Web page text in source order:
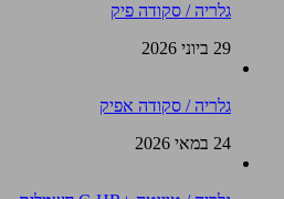
גלריה / סקודה פיק
29 ביוני 2026
גלריה / סקודה אפיק
24 במאי 2026